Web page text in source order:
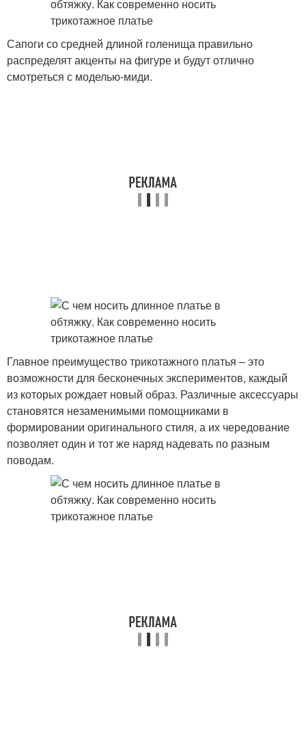
Сапоги со средней длиной голенища правильно
распределят акценты на фигуре и будут отлично
смотреться с моделью-миди.
Главное преимущество трикотажного платья – это
возможности для бесконечных экспериментов, каждый
из которых рождает новый образ. Различные аксессуары
становятся незаменимыми помощниками в
формировании оригинального стиля, а их чередование
позволяет один и тот же наряд надевать по разным
поводам.